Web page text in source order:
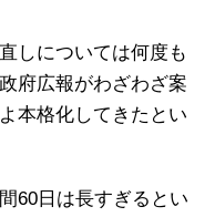
しについては何度も
府広報がわざわざ案
本格化してきたとい
60日は長すぎるとい